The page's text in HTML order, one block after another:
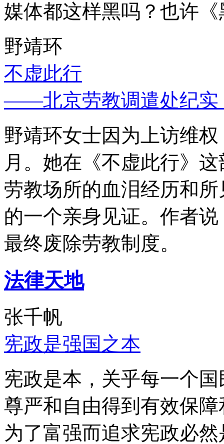
媒体都这样黑吗？也许
野靖环
不虚此行
——北京劳教调遣处纪实
野靖环女士因为上访维
月。她在《不虚此行》
劳教场所的血泪经历和
的一个亲身见证。作者
最终废除劳教制度。
法律天地
张千帆
宪政是强国之本
宪政是本，关乎每一个
尊严和自由得到有效保
为了富强而追求宪政必